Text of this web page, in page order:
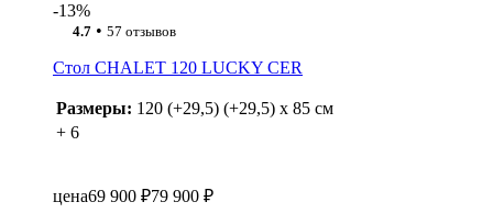
-13%
4.7 • 57 отзывов
Стол CHALET 120 LUCKY CER
Размеры: 120 (+29,5) (+29,5) x 85 см
+ 6
цена69 900 ₽79 900 ₽